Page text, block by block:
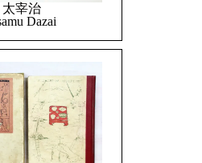
太宰治
Dazai